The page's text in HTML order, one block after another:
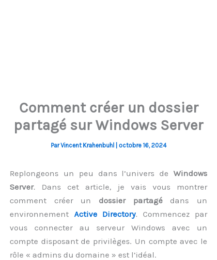
Comment créer un dossier
partagé sur Windows Server
ParVincent Krahenbuhl octobre 16, 2024
Replongeons un peu dans l’univers de Windows
Server. Dans cet article, je vais vous montrer
comment créer un dossier partagédans un
environnement Active Directory. Commencez par
vous connecter au serveur Windows avec un
compte disposant de privilèges. Un compte avec le
rôle « admins du domaine » est l’idéal.